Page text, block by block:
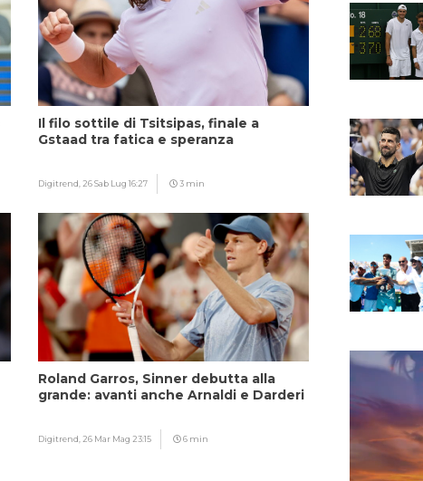
Il filo sottile di Tsitsipas, finale a
Gstaad tra fatica e speranza
Digitrend, 26 Sab Lug 16:27 3 min
Roland Garros, Sinner debutta alla
grande: avanti anche Arnaldi e Darderi
Digitrend, 26 Mar Mag 23:15 6 min